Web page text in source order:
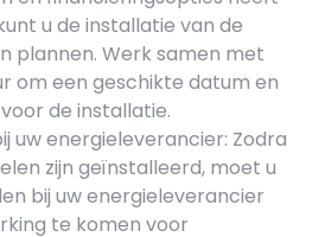
u de installatie van de
plannen. Werk samen met
om een geschikte datum en
de installatie.
uw energieleverancier: Zodra
zijn geïnstalleerd, moet u
bij uw energieleverancier
te komen voor